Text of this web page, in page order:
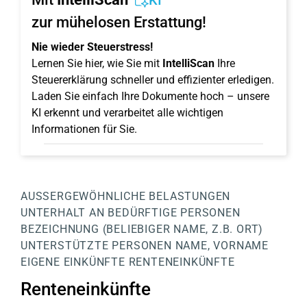
zur mühelosen Erstattung!
Nie wieder Steuerstress!
Lernen Sie hier, wie Sie mit IntelliScan Ihre
Steuererklärung schneller und effizienter erledigen.
Laden Sie einfach Ihre Dokumente hoch – unsere
KI erkennt und verarbeitet alle wichtigen
Informationen für Sie.
AUSSERGEWÖHNLICHE BELASTUNGEN
UNTERHALT AN BEDÜRFTIGE PERSONEN
BEZEICHNUNG (BELIEBIGER NAME, Z.B. ORT)
UNTERSTÜTZTE PERSONEN NAME, VORNAME
EIGENE EINKÜNFTE RENTENEINKÜNFTE
Renteneinkünfte